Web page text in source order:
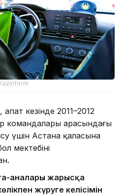
апат кезінде 2011–2012
командалары арасындағы
үшін Астана қаласына
мектебінің
аналары жарысқа
жүруге келісімін